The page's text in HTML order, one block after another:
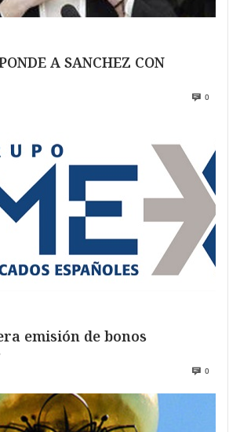
A SANCHEZ CON
0
emisión de bonos
0